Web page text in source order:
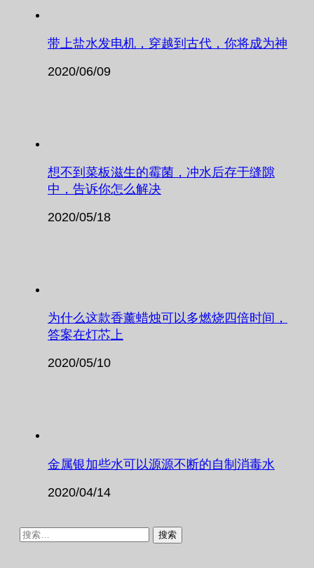
带上盐水发电机，穿越到古代，你将成为神
2020/06/09
想不到菜板滋生的霉菌，冲水后存于缝隙
中，告诉你怎么解决
2020/05/18
为什么这款香薰蜡烛可以多燃烧四倍时间，
答案在灯芯上
2020/05/10
金属银加些水可以源源不断的自制消毒水
2020/04/14
搜